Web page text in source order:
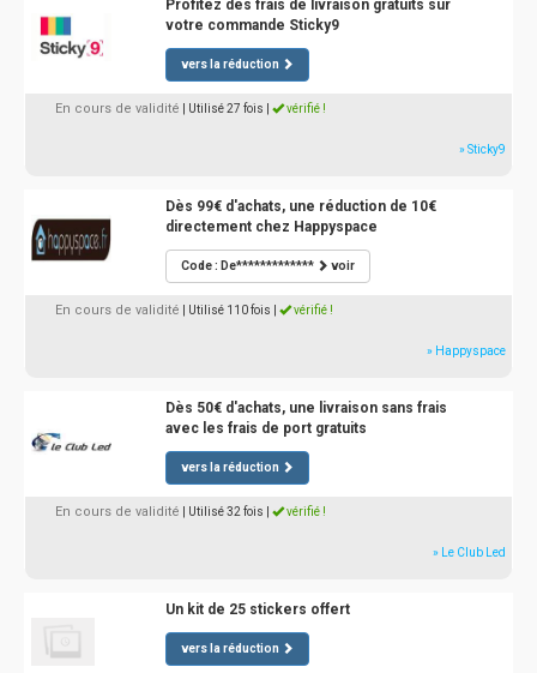
Profitez des frais de livraison gratuits sur
votre commande Sticky9
vers la réduction
En cours de validité | Utilisé 27 fois vérifié !
» Sticky9
Dès 99€ d'achats, une réduction de 10€
directement chez Happyspace
Code : De************* voir
En cours de validité | Utilisé 110 fois vérifié !
» Happyspace
Dès 50€ d'achats, une livraison sans frais
avec les frais de port gratuits
vers la réduction
En cours de validité | Utilisé 32 fois vérifié !
» Le Club Led
Un kit de 25 stickers offert
vers la réduction